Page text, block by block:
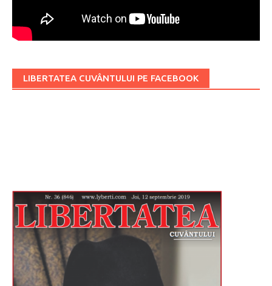
LIBERTATEA CUVÂNTULUI PE FACEBOOK